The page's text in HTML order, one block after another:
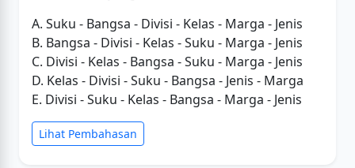
A. Suku - Bangsa - Divisi - Kelas - Marga - Jenis
B. Bangsa - Divisi - Kelas - Suku - Marga - Jenis
C. Divisi - Kelas - Bangsa - Suku - Marga - Jenis
D. Kelas - Divisi - Suku - Bangsa - Jenis - Marga
E. Divisi - Suku - Kelas - Bangsa - Marga - Jenis
Lihat Pembahasan